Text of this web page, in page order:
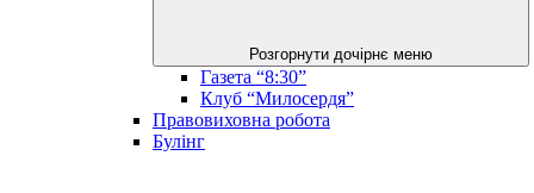
Розгорнути дочірнє меню
Газета “8:30”
Клуб “Милосердя”
Правовиховна робота
Булінг